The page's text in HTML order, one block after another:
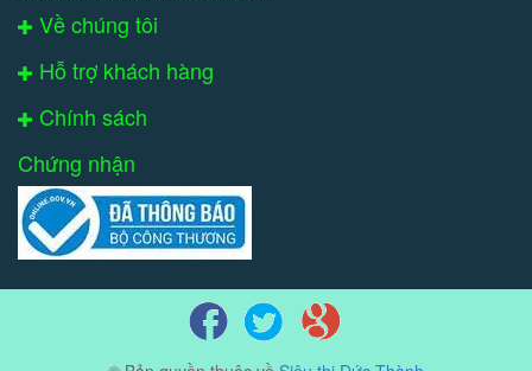
Về chúng tôi
Hỗ trợ khách hàng
Chính sách
Chứng nhận